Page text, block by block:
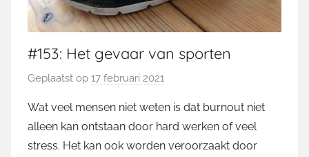
#153: Het gevaar van sporten
Geplaatst op 17 februari 2021
o
r
M
Wat veel mensen niet weten is dat burnout niet
alleen kan ontstaan door hard werken of veel
stress. Het kan ook worden veroorzaakt door